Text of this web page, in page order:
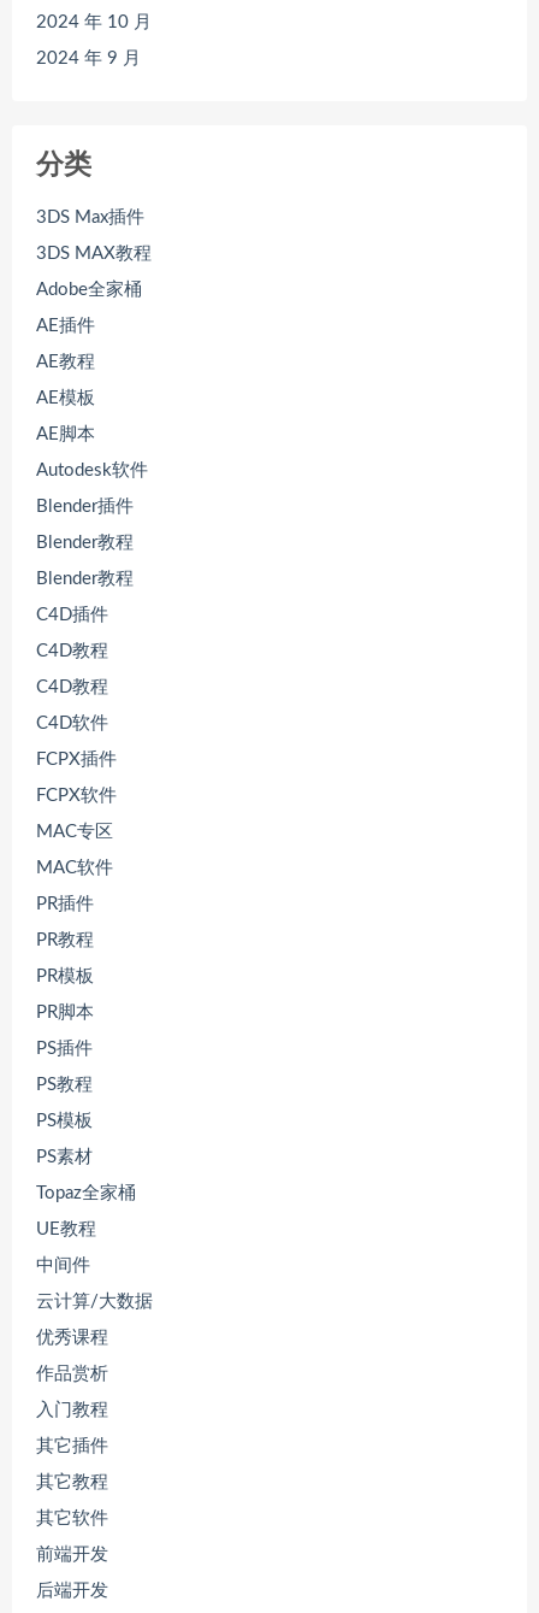
2024 年 10 月
2024 年 9 月
分类
3DS Max插件
3DS MAX教程
Adobe全家桶
AE插件
AE教程
AE模板
AE脚本
Autodesk软件
Blender插件
Blender教程
Blender教程
C4D插件
C4D教程
C4D教程
C4D软件
FCPX插件
FCPX软件
MAC专区
MAC软件
PR插件
PR教程
PR模板
PR脚本
PS插件
PS教程
PS模板
PS素材
Topaz全家桶
UE教程
中间件
云计算/大数据
优秀课程
作品赏析
入门教程
其它插件
其它教程
其它软件
前端开发
后端开发